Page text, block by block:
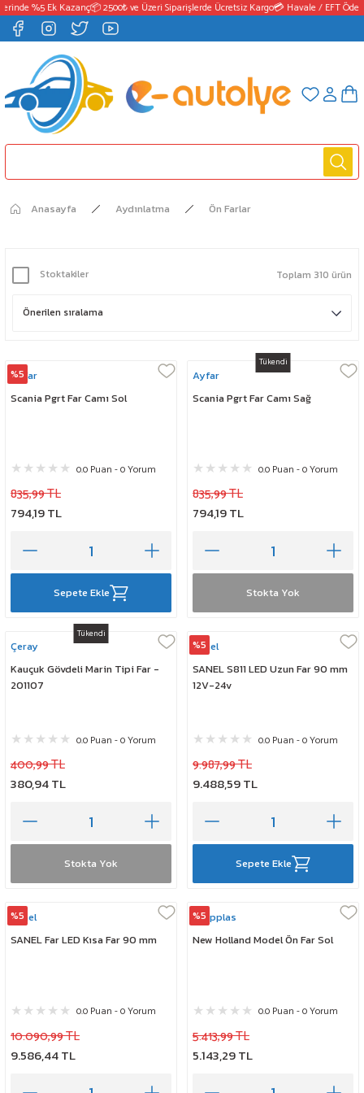
%5 Ek Kazanç📦 2500₺ ve Üzeri Siparişlerde Ücretsiz Kargo💳 Havale / EFT
Anasayfa Aydınlatma Ön Farlar
Stoktakiler Toplam 310 ürün
%5
Ayfar
Scania Pgrt Far Camı Sol
0.0 Puan - 0 Yorum
835,99 TL
794,19 TL
Sepete Ekle
Tükendi
Ayfar
Scania Pgrt Far Camı Sağ
0.0 Puan - 0 Yorum
835,99 TL
794,19 TL
Stokta Yok
Tükendi
Çeray
Kauçuk Gövdeli Marin Tipi Far -
201107
0.0 Puan - 0 Yorum
400,99 TL
380,94 TL
Stokta Yok
%5
Sanel
SANEL S811 LED Uzun Far 90 mm
12V-24v
0.0 Puan - 0 Yorum
9.987,99 TL
9.488,59 TL
Sepete Ekle
%5
Sanel
SANEL Far LED Kısa Far 90 mm
0.0 Puan - 0 Yorum
10.090,99 TL
9.586,44 TL
%5
Stopplas
New Holland Model Ön Far Sol
0.0 Puan - 0 Yorum
5.413,99 TL
5.143,29 TL